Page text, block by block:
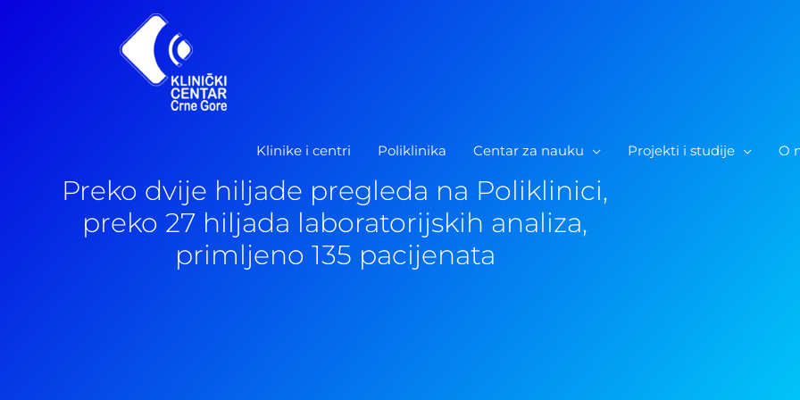
Klinike i centri Poliklinika Centar za nauku Projekti i studije O
Preko dvije hiljade pregleda na Poliklinici,
preko 27 hiljada laboratorijskih analiza,
primljeno 135 pacijenata